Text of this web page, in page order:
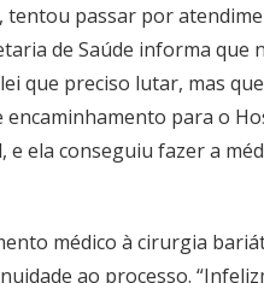
passar por
de Saúde informa que
que preciso lutar, mas
para o
ela conseguiu fazer a
médico à cirurgia
ao processo.